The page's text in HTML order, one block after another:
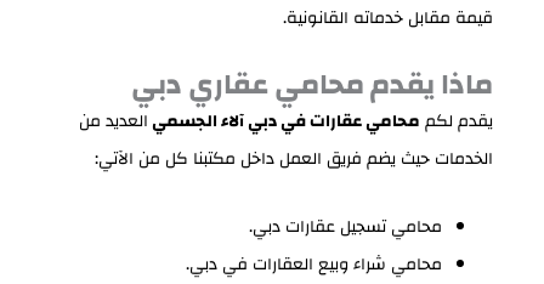
قيمة مقابل خدماته القانونية.
ماذا يقدم محامي عقاري دبي
يقدم لكممحامي عقارات في دبي آلاء الجسميالعديد من
الخدمات حيث يضم فريق العمل داخل مكتبنا كل من الآتي:
محامي تسجيل عقارات دبي.
محامي شراء وبيع العقارات في دبي.